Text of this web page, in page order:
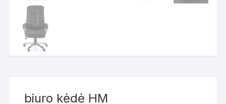
biuro kėdė HM